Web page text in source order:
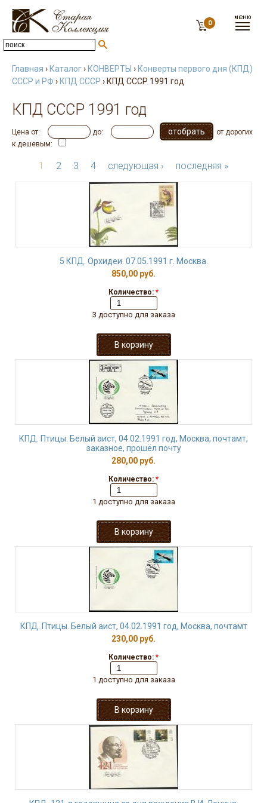
0
Главная › Каталог› КОНВЕРТЫ › Конверты первого дня (КПД)
СССР и РФ › КПД СССР › КПД СССР 1991 год
КПД СССР 1991 год
Цена от: до:
от дорогих
к дешевым:
1 2 3 4 следующая › последняя »
5 КПД. Орхидеи. 07.05.1991 г. Москва.
850,00 руб.
Количество: *
3 доступно для заказа
КПД. Птицы. Белый аист, 04.02.1991 год, Москва, почтамт,
заказное, прошёл почту
280,00 руб.
Количество: *
1 доступно для заказа
КПД. Птицы. Белый аист, 04.02.1991 год, Москва, почтамт
230,00 руб.
Количество: *
1 доступно для заказа